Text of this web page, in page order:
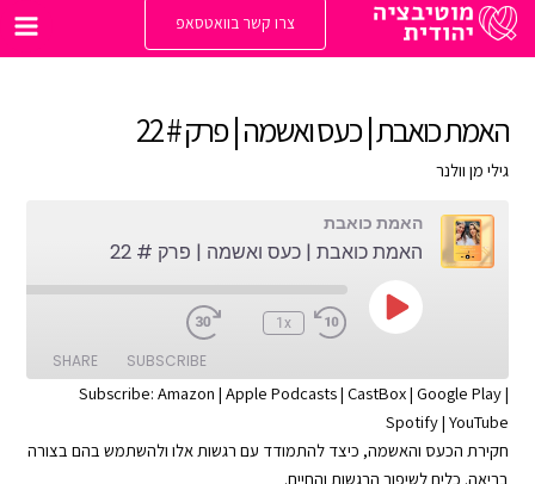
לתוכן
צרו קשר בוואטסאפ
האמת כואבת | כעס ואשמה | פרק # 22
גילי מן וולנר
האמת כואבת
האמת כואבת | כעס ואשמה | פרק # 22
Play
Episode
1x
SUBSCRIBE
SHARE
AmazonSHARE
LINK
Subscribe: Amazon | Apple Podcasts| CastBox| Google Play|
Spotify| YouTube
חקירת הכעס והאשמה, כיצד להתמודד עם רגשות אלו ולהשתמש בהם בצורה
בריאה. כלים לשיפור הרגשות והחיים.